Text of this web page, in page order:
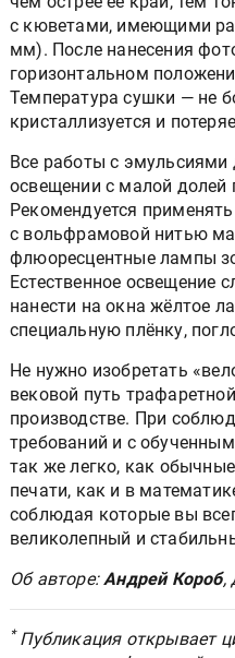
с кюветами, имеющими
мм). После нанесения
горизонтальном
Температура сушки — не
кристаллизуется и
Все работы с
освещении с малой долей
Рекомендуется
с вольфрамовой нитью
флюореcцентные лампы
Естественное освещение
нанести на окна жёлтое
специальную плёнку,
Не нужно изобретать
вековой путь
производстве. При
требований и с
так же легко, как
печати, как и в
соблюдая которые вы
великолепный и
Об авторе:Андрей Короб,
*Публикация открывает